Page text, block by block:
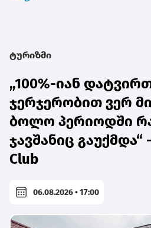
ტურიზმი
„100%-იან
ჯერჯერობით ვერ
ბოლო პერიოდში
ჯავშანიც გაუქმდა“
Club
06.08.2026 • 17:00